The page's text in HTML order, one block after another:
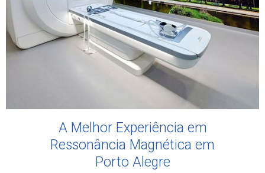
A Melhor Experiência em
Ressonância Magnética em
Porto Alegre